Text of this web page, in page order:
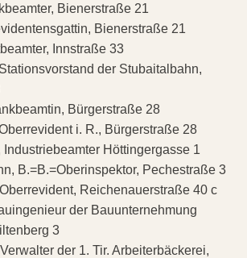
Bienerstraße 21
Bienerstraße 21
Innstraße 33
der Stubaitalbahn,
Bürgerstraße 28
i. R., Bürgerstraße 28
Höttingergasse 1
B.=B.=Oberinspektor, Pechestraße 3
Reichenauerstraße 40 c
der Bauunternehmung
3
der 1. Tir. Arbeiterbäckerei,